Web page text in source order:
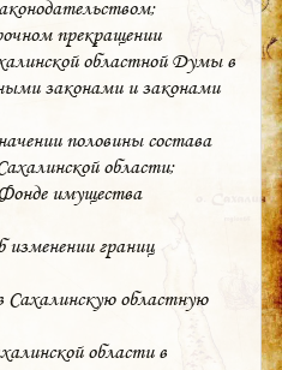
прекращении
областной Думы в
законами и законами
половины состава
области;
имущества
изменении границ
Сахалинскую областную
области в